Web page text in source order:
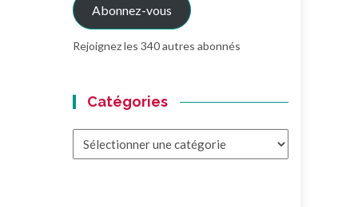
Abonnez-vous
Rejoignez les 340 autres abonnés
Catégories